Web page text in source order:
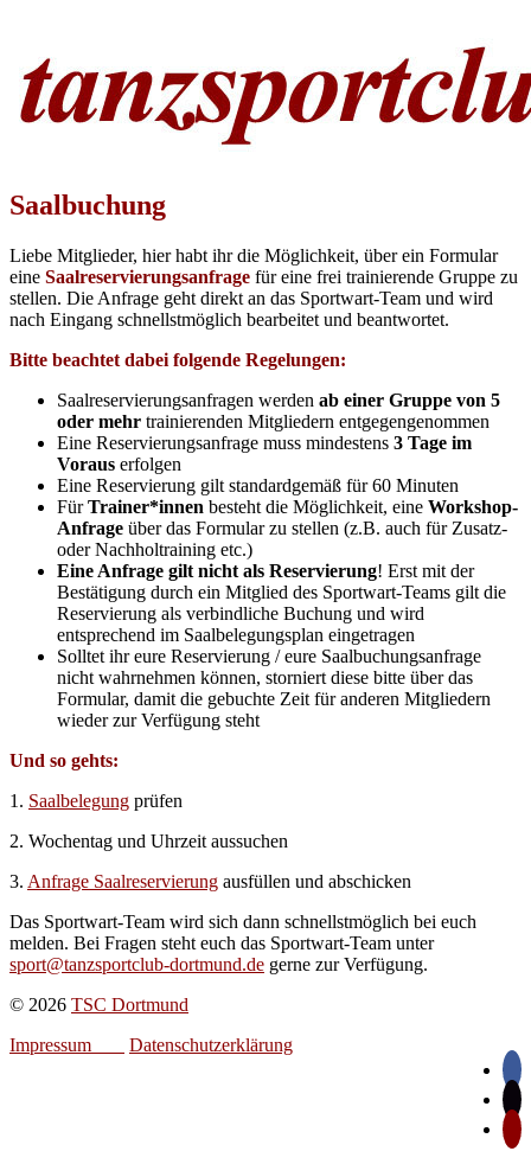
Saalbuchung
Liebe Mitglieder, hier habt ihr die Möglichkeit, über ein Formular
eine Saalreservierungsanfrage für eine frei trainierende Gruppe zu
stellen. Die Anfrage geht direkt an das Sportwart-Team und wird
nach Eingang schnellstmöglich bearbeitet und beantwortet.
Bitte beachtet dabei folgende Regelungen:
Saalreservierungsanfragen werden ab einer Gruppe von 5
oder mehr trainierenden Mitgliedern entgegengenommen
Eine Reservierungsanfrage muss mindestens 3 Tage im
Voraus erfolgen
Eine Reservierung gilt standardgemäß für 60 Minuten
FürTrainer*innen besteht die Möglichkeit, eine Workshop-
Anfrage über das Formular zu stellen (z.B. auch für Zusatz-
oder Nachholtraining etc.)
Eine Anfrage gilt nicht als Reservierung! Erst mit der
Bestätigung durch ein Mitglied des Sportwart-Teams gilt die
Reservierung als verbindliche Buchung und wird
entsprechend im Saalbelegungsplan eingetragen
Solltet ihr eure Reservierung / eure Saalbuchungsanfrage
nicht wahrnehmen können, storniert diese bitte über das
Formular, damit die gebuchte Zeit für anderen Mitgliedern
wieder zur Verfügung steht
Und so gehts:
1. Saalbelegung prüfen
2. Wochentag und Uhrzeit aussuchen
3. Anfrage Saalreservierung ausfüllen und abschicken
Das Sportwart-Team wird sich dann schnellstmöglich bei euch
melden. Bei Fragen steht euch das Sportwart-Team unter
sport@tanzsportclub-dortmund.de gerne zur Verfügung.
© 2026 TSC Dortmund
Impressum
Datenschutzerklärung